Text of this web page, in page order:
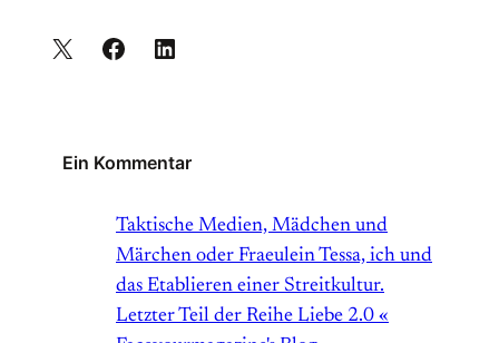
Ein Kommentar
Taktische Medien, Mädchen und
Märchen oder Fraeulein Tessa, ich und
das Etablieren einer Streitkultur.
Letzter Teil der Reihe Liebe 2.0 «